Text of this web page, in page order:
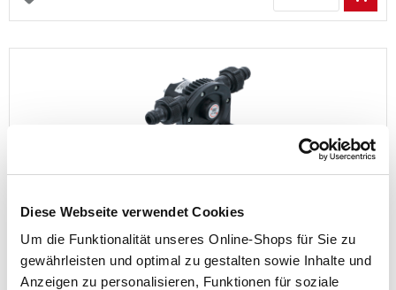
Diese Webseite verwendet Cookies
Um die Funktionalität unseres Online-Shops für Sie zu
gewährleisten und optimal zu gestalten sowie Inhalte und
Anzeigen zu personalisieren, Funktionen für soziale
Preis reduziert von
UVP 9,99 €auf